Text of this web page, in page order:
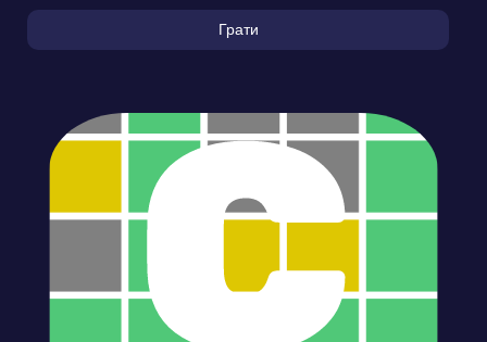
Грати